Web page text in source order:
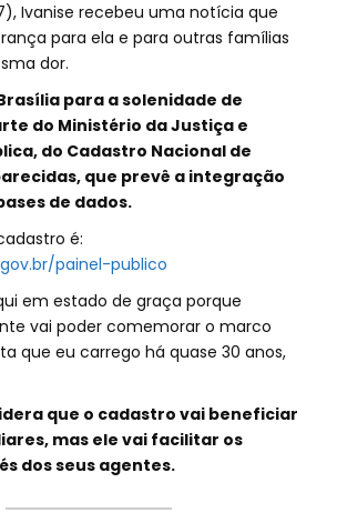
Ivanise recebeu uma notícia que
para ela e para outras famílias
dor.
para a solenidade de
do Ministério da Justiça e
do Cadastro Nacional de
que prevê a integração
de dados.
é:
painel-publico
em estado de graça porque
vai poder comemorar o marco
que eu carrego há quase 30 anos,
que o cadastro vai beneficiar
mas ele vai facilitar os
dos seus agentes.